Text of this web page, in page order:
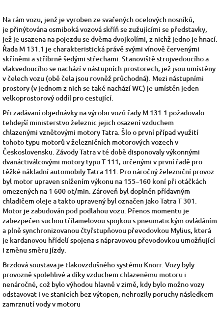
Na rám vozu, jenž je vyroben ze svařených ocelových nosníků,
je přinýtovánaosmiboká vozová skříň se zužujícími se představky,
jež je usazena na pojezdu se dvěma dvojkolími, z nichž jedno je hnací.
Řada M 131.1 je charakteristická právě svými vínově červenými
skříněmi a stříbrně šedými střechami. Stanoviště strojvedoucího a
vlakvedoucího se nachází v nástupních prostorech, jež jsou umístěny
v čelech vozu (obě čela jsou rovněž průchodná). Mezi nástupními
prostory (v jednom z nich se také nachází WC) je umístěn jeden
velkoprostorový oddíl pro cestující.
Při zadávaní objednávky na výrobu vozů řady M 131.1 požadovalo
tehdejší ministerstvo železnic jejich osazení vzduchem
chlazenými vznětovými motoryTatra. Šlo o první případ využití
tohoto typu motorů v železničních motorových vozech v
Československu. Závody Tatra v té době disponovaly výkonnými
dvanáctiválcovými motory typu T 111, určenými v první řadě pro
těžké nákladní automobilyTatra 111. Pro náročný železniční provoz
byl motor upraven snížením výkonu na 155–160 koní při otáčkách
omezených na 1 600ot/min. Zároveň byl doplněn přídavným
chladičem oleje a takto upravený byl označen jako Tatra T 301.
Motor je zabudován pod podlahou vozu. Přenos momentu je
zabezpečen suchou třílamelovou spojkou s pneumatickým ovládáním
a plněsynchronizovanou čtyřstupňovou převodovkou Mylius, která
je kardanovou hřídelíspojena s nápravovou převodovkou umožňující
i změnu směru jízdy.
Brzdová soustava je tlakovzdušného systému Knorr. Vozy byly
provozně spolehlivé a díky vzduchem chlazenému motoru i
nenáročné, což bylo výhodou hlavně v zimě, kdy bylo možno vozy
odstavovat i ve stanicích bez výtopen; nehrozily poruchy následkem
zamrznutí vody v motoru